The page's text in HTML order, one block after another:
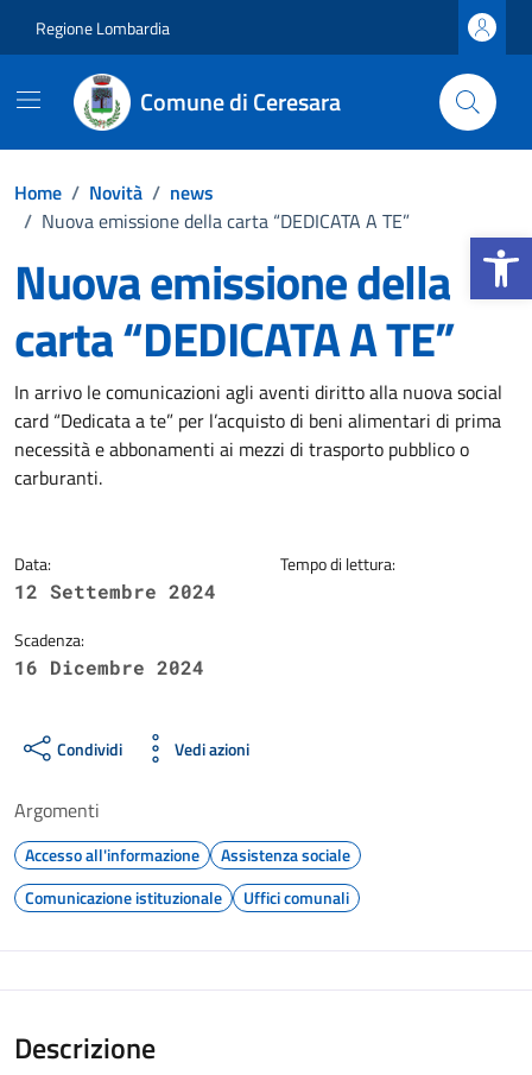
Apri la
Regione Lombardia
Comune di Ceresara
Home / Novità / news
/ Nuova emissione della carta “DEDICATA A TE”
Nuova emissione della
carta “DEDICATA A TE”
Dettagli della notizia
In arrivo le comunicazioni agli aventi diritto alla nuova social
card “Dedicata a te” per l’acquisto di beni alimentari di prima
necessità e abbonamenti ai mezzi di trasporto pubblico o
carburanti.
Data:
12 Settembre 2024
Scadenza:
16 Dicembre 2024
Tempo di lettura:
Condividi Vedi azioni
Argomenti
Accesso all'informazione
Assistenza sociale
Comunicazione istituzionale
Uffici comunali
Descrizione